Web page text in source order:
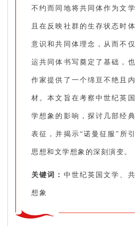
不约而同地将共同体作为文
且在反映社群的生存状态时
意识和共同体理念，从而不
运共同体书写奠定了基础，
作家提供了一个绵亘不绝且
材。本文旨在考察中世纪英
学想象的影响，探讨几部经
表征，并揭示“诺曼征服”所
思想和文学想象的深刻演变。
关键词： 中世纪英国文学、
想象